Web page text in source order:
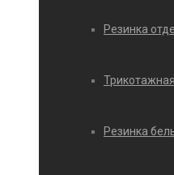
Резинка
Резинка